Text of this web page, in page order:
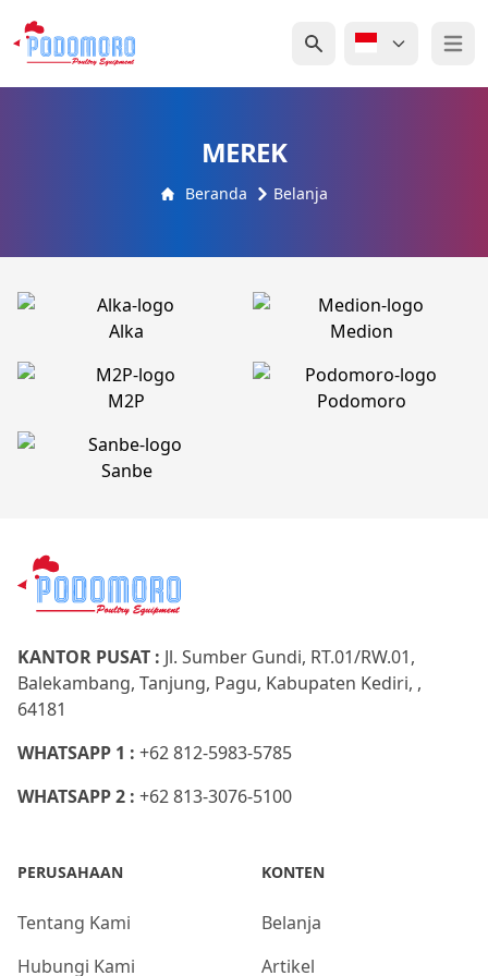
Open
MEREK
Beranda Belanja
Alka Medion
M2P Podomoro
Sanbe
KANTOR PUSAT : Jl. Sumber Gundi, RT.01/RW.01,
Balekambang, Tanjung, Pagu, Kabupaten Kediri, ,
64181
WHATSAPP 1 : +62 812-5983-5785
WHATSAPP 2 : +62 813-3076-5100
PERUSAHAAN
Tentang Kami
Hubungi Kami
KONTEN
Belanja
Artikel